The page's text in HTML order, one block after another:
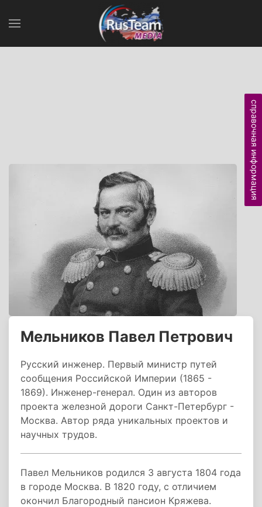
Мельников Павел Петрович
Русский инженер. Первый министр путей
сообщения Российской Империи (1865 -
1869). Инженер-генерал. Один из авторов
проекта железной дороги Санкт-Петербург -
Москва. Автор ряда уникальных проектов и
научных трудов.
Павел Мельников родился 3 августа 1804 года
в городе Москва. В 1820 году, с отличием
окончил Благородный пансион Кряжева.
справочная информация